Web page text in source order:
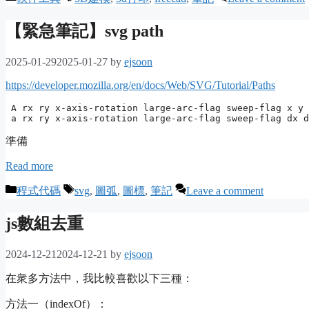
【緊急筆記】svg path
2025-01-292025-01-27 by ejsoon
https://developer.mozilla.org/en/docs/Web/SVG/Tutorial/Paths
A rx ry x-axis-rotation large-arc-flag sweep-flag x y
a rx ry x-axis-rotation large-arc-flag sweep-flag dx
準備
Read more
Categories
程式代碼 Tags
svg, 圖弧, 圖標, 筆記 Leave a comment
js數組去重
2024-12-21 2024-12-21 by ejsoon
在衆多方法中，我比較喜歡以下三種：
方法一（indexOf）：